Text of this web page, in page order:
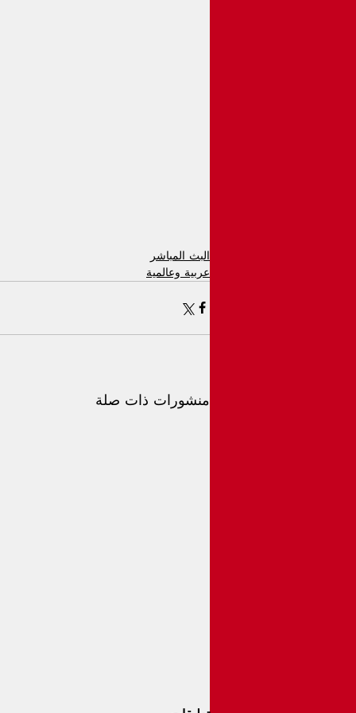
البث المباشر
عربية وعالمية
منشورات ذات صلة